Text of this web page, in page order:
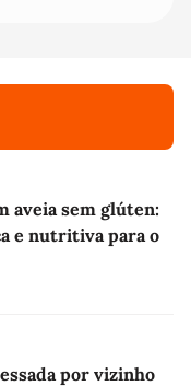
aveia sem glúten:
e nutritiva para o
por vizinho